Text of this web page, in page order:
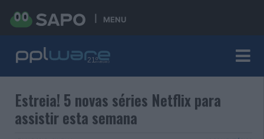
MENU
Estreia! 5 novas séries Netflix para
assistir esta semana